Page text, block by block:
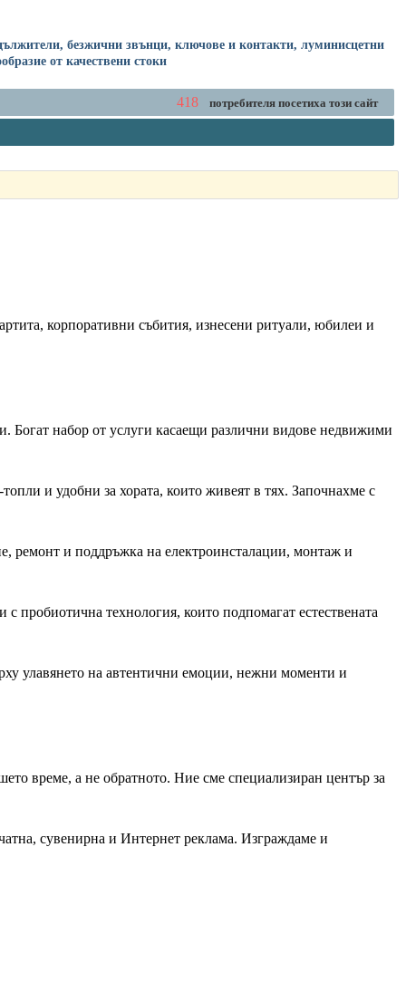
безжични звънци, ключове и контакти, луминисцетни
от качествени стоки
418 потребителя посетиха този сайт
корпоративни събития, изнесени ритуали, юбилеи и
набор от услуги касаещи различни видове недвижими
и удобни за хората, които живеят в тях. Започнахме с
ремонт и поддръжка на електроинсталации, монтаж и
пробиотична технология, които подпомагат естествената
улавянето на автентични емоции, нежни моменти и
време, а не обратното. Ние сме специализиран център за
сувенирна и Интернет реклама. Изграждаме и